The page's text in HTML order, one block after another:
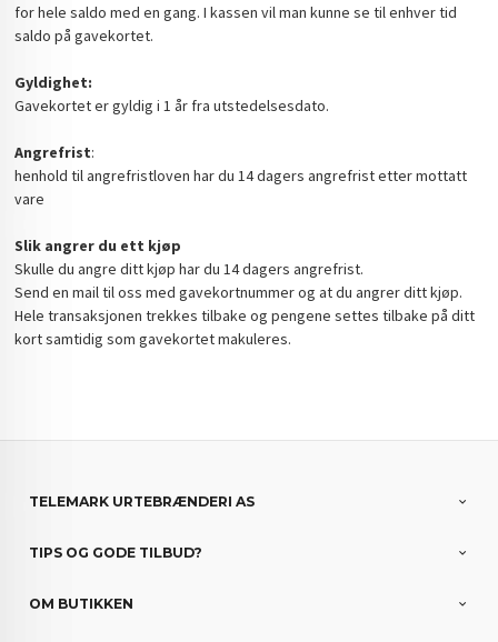
for hele saldo med en gang. I kassen vil man kunne se til enhver tid
saldo på gavekortet.
Gyldighet:
Gavekortet er gyldig i 1 år fra utstedelsesdato.
Angrefrist:
henhold til angrefristloven har du 14 dagers angrefrist etter mottatt
vare
Slik angrer du ett kjøp
Skulle du angre ditt kjøp har du 14 dagers angrefrist.
Send en mail til oss med gavekortnummer og at du angrer ditt kjøp.
Hele transaksjonen trekkes tilbake og pengene settes tilbake på ditt
kort samtidig som gavekortet makuleres.
TELEMARK URTEBRÆNDERI AS
TIPS OG GODE TILBUD?
OM BUTIKKEN